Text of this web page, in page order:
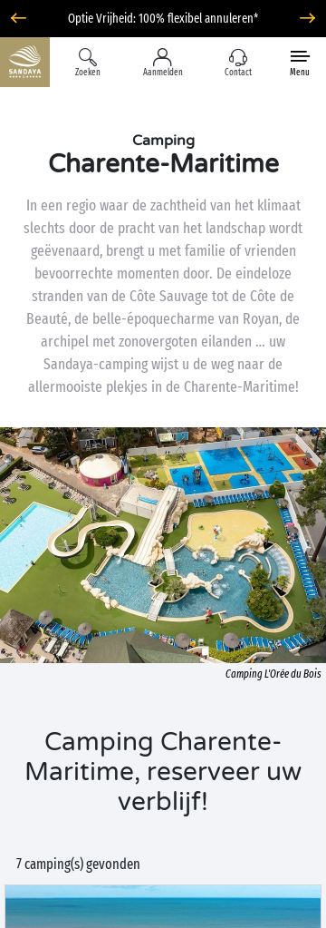
Optie Vrijheid: 100% flexibel annuleren*
Zoeken Aanmelden Contact Menu
Camping
Charente-Maritime
In een regio waar de zachtheid van het klimaat
slechts door de pracht van het landschap wordt
geëvenaard, brengt u met familie of vrienden
bevoorrechte momenten door. De eindeloze
stranden van de Côte Sauvage tot de Côte de
Beauté, de belle-époquecharme van Royan, de
archipel met zonovergoten eilanden … uw
Sandaya-camping wijst u de weg naar de
allermooiste plekjes in de Charente-Maritime!
Camping L'Orée du Bois
Camping Charente-
Maritime, reserveer uw
verblijf!
7 camping(s) gevonden